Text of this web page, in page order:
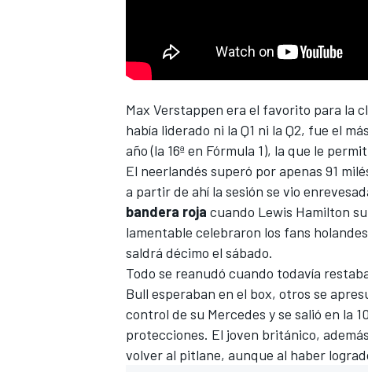
Max Verstappen era el favorito para la
había liderado ni la Q1 ni la Q2, fue el
año (la 16ª en Fórmula 1), la que le
El neerlandés superó por apenas 91
a partir de ahí la sesión se vio
bandera roja cuando Lewis Hamilton
lamentable celebraron los fans
saldrá décimo el sábado.
Todo se reanudó cuando todavía
Bull esperaban en el box, otros se
control de su Mercedes y se salió en la
protecciones. El joven británico,
volver al pitlane, aunque al haber